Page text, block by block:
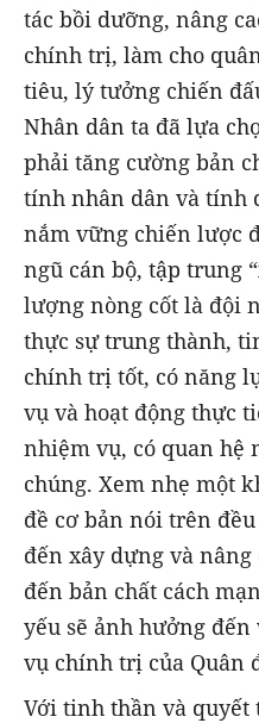
tác bồi dưỡng, nâng
chính trị, làm cho
tiêu, lý tưởng chiến
Nhân dân ta đã lựa
phải tăng cường bản
tính nhân dân và tính
nắm vững chiến lược
ngũ cán bộ, tập trung
lượng nòng cốt là đội
thực sự trung thành,
chính trị tốt, có năng
vụ và hoạt động thực
nhiệm vụ, có quan hệ
chúng. Xem nhẹ một
đề cơ bản nói trên
đến xây dựng và
đến bản chất cách
yếu sẽ ảnh hưởng
vụ chính trị của Quân
Với tinh thần và quyết